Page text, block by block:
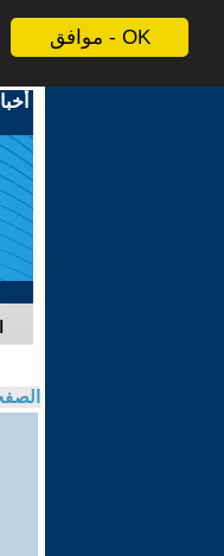
موافق - OK